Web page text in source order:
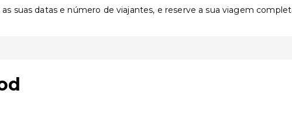
as suas datas e número de viajantes, e reserve a sua viagem